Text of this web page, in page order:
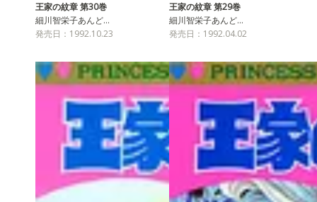
王家の紋章 第30巻
細川智栄子あんど…
発売日：1992.10.23
王家の紋章 第29巻
細川智栄子あんど…
発売日：1992.04.02